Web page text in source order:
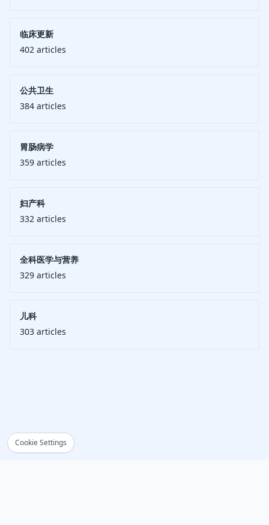
Cookie Settings
临床更新
402 articles
公共卫生
384 articles
胃肠病学
359 articles
妇产科
332 articles
全科医学与营养
329 articles
儿科
303 articles